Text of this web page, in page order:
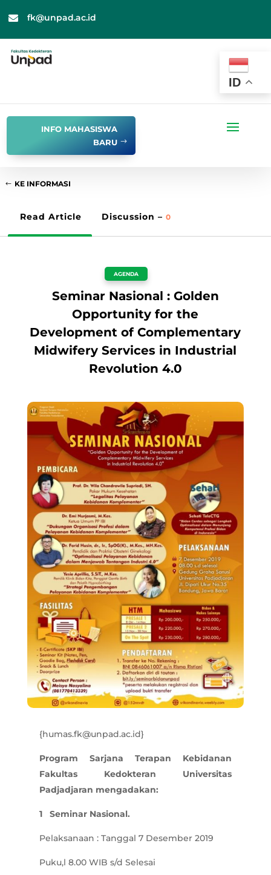
 fk@unpad.ac.id
ID
INFO MAHASISWA
BARU
KE INFORMASI
Read Article Discussion – 0
AGENDA
Seminar Nasional : Golden
Opportunity for the
Development of Complementary
Midwifery Services in Industrial
Revolution 4.0
{humas.fk@unpad.ac.id}
Program Sarjana Terapan Kebidanan
Fakultas Kedokteran Universitas
Padjadjaran mengadakan:
1 Seminar Nasional.
Pelaksanaan : Tanggal 7 Desember 2019
Puku,l 8.00 WIB s/d Selesai